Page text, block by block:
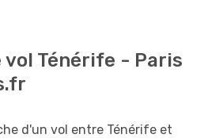
Ténérife - Paris
d'un vol entre Ténérife et